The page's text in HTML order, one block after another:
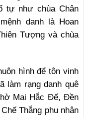
tự như chùa Chân
danh là Hoan
Tượng và chùa
hình để tôn vinh
làm rạng danh quê
Mai Hắc Đế, Đền
Thắng phu nhân